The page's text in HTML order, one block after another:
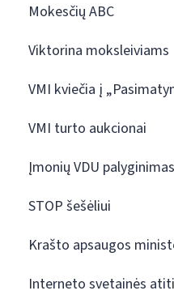
Mokesčių ABC
Viktorina moksleiviams
VMI kviečia į
VMI turto aukcionai
Įmonių VDU palyginimas
STOP šešėliui
Krašto apsaugos
Interneto svetainės